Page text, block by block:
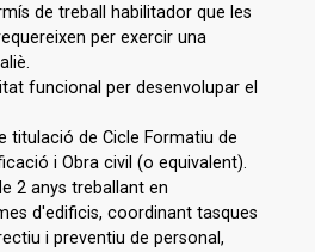
de treball habilitador que les
per exercir una
funcional per desenvolupar el
titulació de Cicle Formatiu de
i Obra civil (o equivalent).
2 anys treballant en
d'edificis, coordinant tasques
i preventiu de personal,